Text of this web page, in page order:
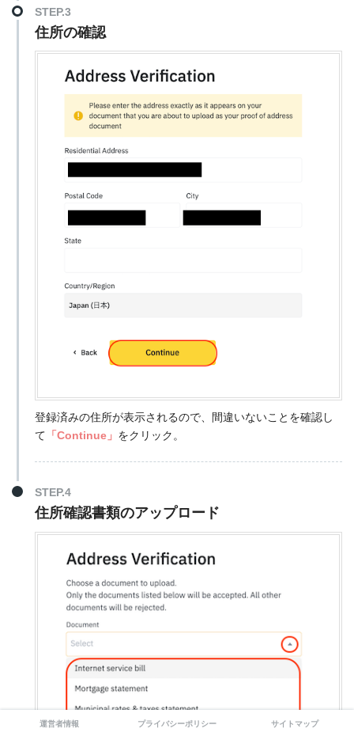
STEP.3
住所の確認
登録済みの住所が表示されるので、間違いないことを確認し
て 「Continue」 をクリック。
STEP.4
住所確認書類のアップロード
運営者情報 プライバシーポリシー サイトマップ